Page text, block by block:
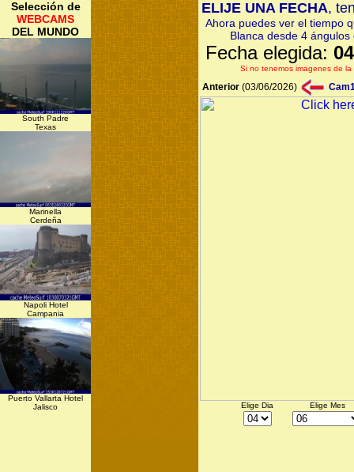
Selección de
WEBCAMS
DEL MUNDO
South Padre
Texas
Marinella
Cerdeña
Napoli Hotel
Campania
Puerto Vallarta Hotel
Jalisco
ELIJE UNA FECHA,
Ahora puedes ver el tiempo
Blanca desde 4
Fecha elegida:
Si no tenemos imagenes de
Anterior (03/06/2026)
Elige Dia Elige Mes